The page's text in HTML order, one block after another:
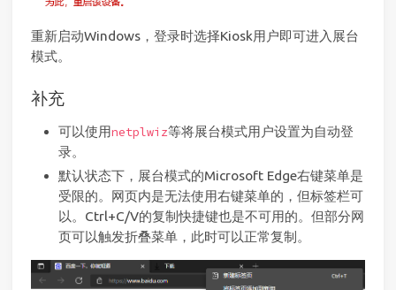
重新启动Windows，登录时选择Kiosk用户即可进入展台
模式。
补充
可以使用netplwiz等将展台模式用户设置为自动登
录。
默认状态下，展台模式的Microsoft Edge右键菜单是
受限的。网页内是无法使用右键菜单的，但标签栏可
以。Ctrl+C/V的复制快捷键也是不可用的。但部分网
页可以触发折叠菜单，此时可以正常复制。